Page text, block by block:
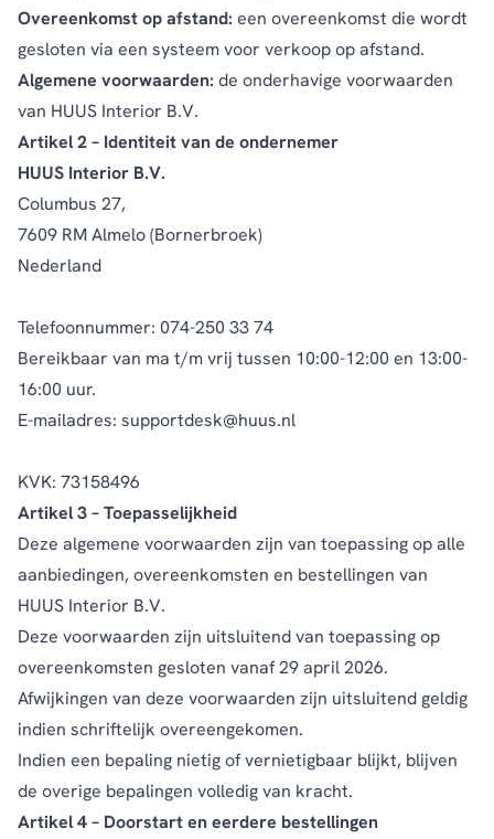
Overeenkomst op afstand: een overeenkomst die wordt
gesloten via een systeem voor verkoop op afstand.
Algemene voorwaarden: de onderhavige voorwaarden
van HUUS Interior B.V.
Artikel 2 – Identiteit van de ondernemer
HUUS Interior B.V.
Columbus 27,
7609 RM Almelo (Bornerbroek)
Nederland
Telefoonnummer: 074-250 33 74
Bereikbaar van ma t/m vrij tussen 10:00-12:00 en 13:00-
16:00 uur.
E-mailadres: supportdesk@huus.nl
KVK: 73158496
Artikel 3 – Toepasselijkheid
Deze algemene voorwaarden zijn van toepassing op alle
aanbiedingen, overeenkomsten en bestellingen van
HUUS Interior B.V.
Deze voorwaarden zijn uitsluitend van toepassing op
overeenkomsten gesloten vanaf 29 april 2026.
Afwijkingen van deze voorwaarden zijn uitsluitend geldig
indien schriftelijk overeengekomen.
Indien een bepaling nietig of vernietigbaar blijkt, blijven
de overige bepalingen volledig van kracht.
Artikel 4 – Doorstart en eerdere bestellingen